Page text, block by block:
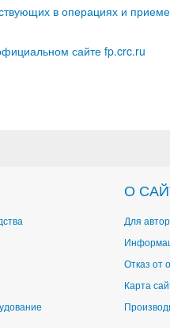
в операциях и приеме
сайте fp.crc.ru
О
Для
Отказ от
Карта